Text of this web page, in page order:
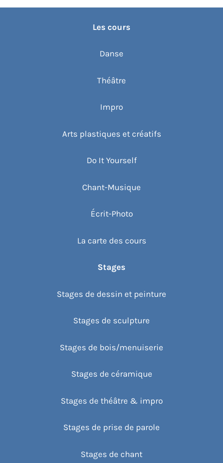
Les cours
Danse
Théâtre
Impro
Arts plastiques et créatifs
Do It Yourself
Chant-Musique
Écrit-Photo
La carte des cours
Stages
Stages de dessin et peinture
Stages de sculpture
Stages de bois/menuiserie
Stages de céramique
Stages de théâtre & impro
Stages de prise de parole
Stages de chant